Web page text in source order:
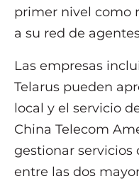
primer nivel como
a su red de
Las empresas
Telarus pueden
local y el servicio
China Telecom
gestionar servicios
entre las dos